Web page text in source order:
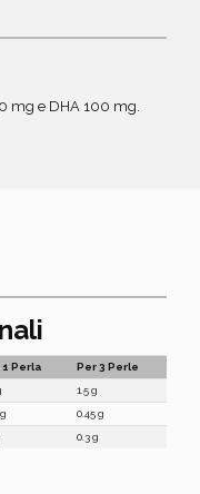
mg e DHA 100 mg.
1 Perla
Per 3 Perle
1.5 g
0.45 g
0.3 g